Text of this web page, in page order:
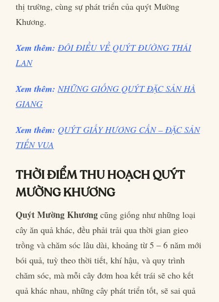
thị trường, cùng sự phát triển của quýt Mường
Khương.
Xem thêm: ĐÔI ĐIỀU VỀ QUÝT ĐƯỜNG THÁI
LAN
Xem thêm: NHỮNG GIỐNG QUÝT ĐẶC SẢN HÀ
GIANG
Xem thêm: QUÝT GIẤY HƯƠNG CẦN – ĐẶC SẢN
TIẾN VUA
THỜI ĐIỂM THU HOẠCH QUÝT
MƯỜNG KHƯƠNG
Quýt Mường Khương cũng giống như những loại
cây ăn quả khác, đều phải trải qua thời gian gieo
trồng và chăm sóc lâu dài, khoảng từ 5 – 6 năm mới
bói quả, tuỳ theo thời tiết, khí hậu, và quy trình
chăm sóc, mà mỗi cây đơm hoa kết trái sẽ cho kết
quả khác nhau, những cây phát triển tốt, sẽ sai quả